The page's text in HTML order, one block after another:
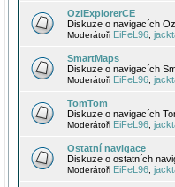
OziExplorerCE
Diskuze o navigacích
Moderátoři EiFeL96
SmartMaps
Diskuze o navigacích
Moderátoři EiFeL96
TomTom
Diskuze o navigacích
Moderátoři EiFeL96
Ostatní navigace
Diskuze o ostatních
Moderátoři EiFeL96